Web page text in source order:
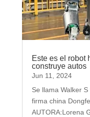
Este es el robot
construye autos
Jun 11, 2024
Se llama Walker
firma china
AUTORA:Lorena